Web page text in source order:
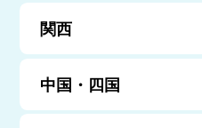
関西
中国・四国